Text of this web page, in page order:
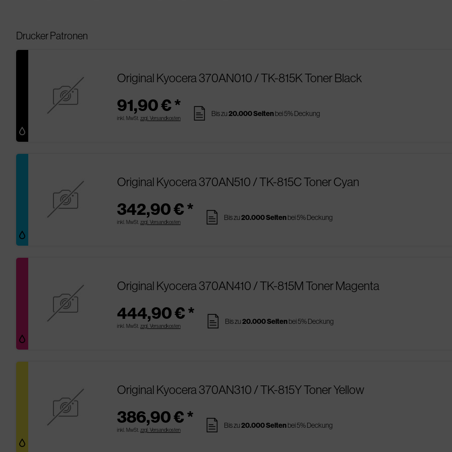
Drucker Patronen
Original Kyocera 370AN010 / TK-815K Toner Black
91,90 € *
inkl. MwSt. zzgl. Versandkosten pages Bis zu20.000 Seitenbei 5% Deckung
Original Kyocera 370AN510 / TK-815C Toner Cyan
342,90 € *
inkl. MwSt. zzgl. Versandkosten pages Bis zu20.000 Seitenbei 5% Deckung
Original Kyocera 370AN410 / TK-815M Toner Magenta
444,90 € *
inkl. MwSt. zzgl. Versandkosten pages Bis zu20.000 Seitenbei 5% Deckung
Original Kyocera 370AN310 / TK-815Y Toner Yellow
386,90 € *
inkl. MwSt. zzgl. Versandkosten pages Bis zu20.000 Seitenbei 5% Deckung